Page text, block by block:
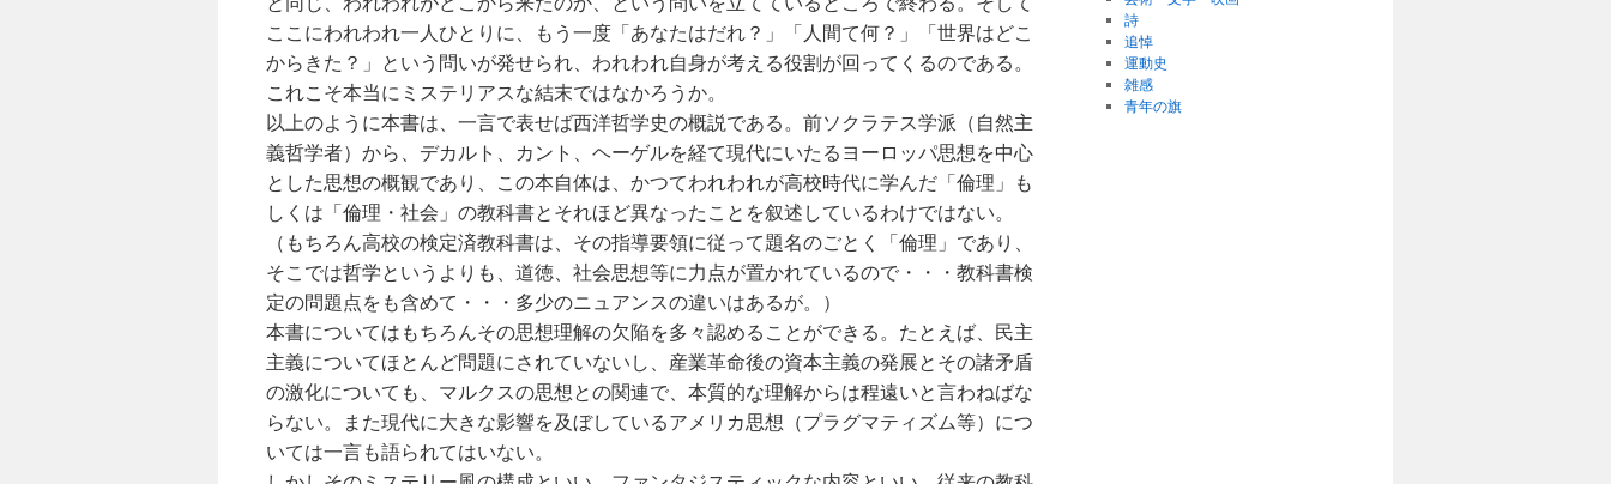
ここにわれわれ一人ひとりに、もう一度「あなたはだれ？」「人間て何？」「世界はどこ
からきた？」という問いが発せられ、われわれ自身が考える役割が回ってくるのである。
これこそ本当にミステリアスな結末ではなかろうか。
以上のように本書は、一言で表せば西洋哲学史の概説である。前ソクラテス学派（自然主
義哲学者）から、デカルト、カント、ヘーゲルを経て現代にいたるヨーロッパ思想を中心
とした思想の概観であり、この本自体は、かつてわれわれが高校時代に学んだ「倫理」も
しくは「倫理・社会」の教科書とそれほど異なったことを叙述しているわけではない。
（もちろん高校の検定済教科書は、その指導要領に従って題名のごとく「倫理」であり、
そこでは哲学というよりも、道徳、社会思想等に力点が置かれているので・・・教科書検
定の問題点をも含めて・・・多少のニュアンスの違いはあるが。）
本書についてはもちろんその思想理解の欠陥を多々認めることができる。たとえば、民主
主義についてほとんど問題にされていないし、産業革命後の資本主義の発展とその諸矛盾
の激化についても、マルクスの思想との関連で、本質的な理解からは程遠いと言わねばな
らない。また現代に大きな影響を及ぼしているアメリカ思想（プラグマティズム等）につ
いては一言も語られてはいない。
詩
追悼
運動史
雑感
青年の旗